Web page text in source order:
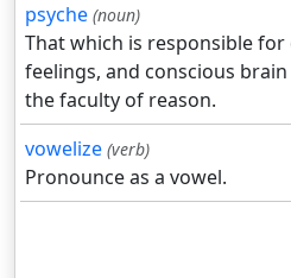
psyche (noun)
That which is responsible
feelings, and conscious
the faculty of reason.
vowelize (verb)
Pronounce as a vowel.